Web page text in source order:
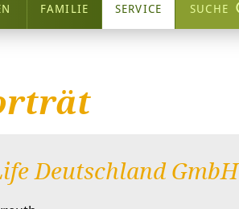
FAMILIE SERVICE SUCHE
Deutschland GmbH